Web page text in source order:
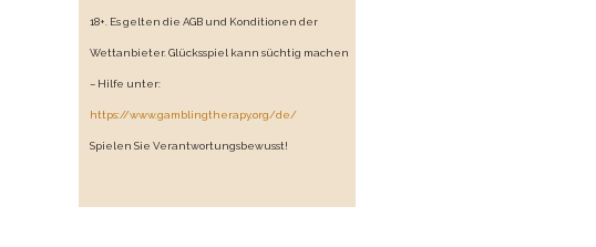
18+. Es gelten die AGB und Konditionen der
Wettanbieter. Glücksspiel kann süchtig machen
– Hilfe unter:
https://www.gamblingtherapy.org/de/
Spielen Sie Verantwortungsbewusst!